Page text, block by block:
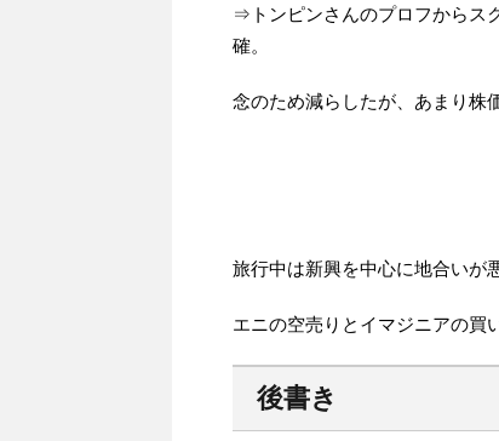
⇒トンピンさんのプロフからス
確。
念のため減らしたが、あまり株
旅行中は新興を中心に地合いが
エニの空売りとイマジニアの買
後書き